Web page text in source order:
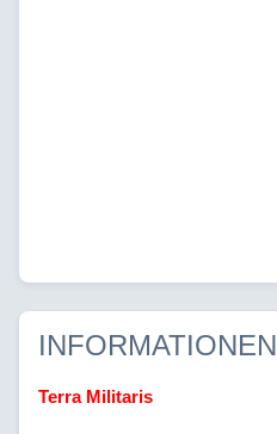
INFORMATIONEN
Terra Militaris